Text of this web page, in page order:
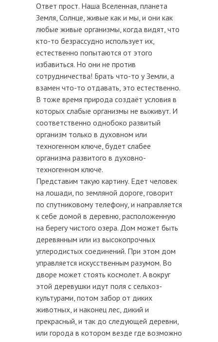
Ответ прост. Наша Вселенная, планета
Земля, Солнце, живые как и мы, и они как
любые живые организмы, когда видят, что
кто-то безрассудно использует их,
естественно попытаются от этого
избавиться. Но они не против
сотрудничества! Брать что-то у Земли, а
взамен что-то отдавать, это естественно.
В тоже время природа создаёт условия в
которых слабые организмы не выживут. И
соответственно однобоко развитый
организм только в духовном или
техногенном ключе, будет слабее
организма развитого в духовно-
техногенном ключе.
Представим такую картину. Едет человек
на лошади, по земляной дороге, говорит
по спутниковому телефону, и направляется
к себе домой в деревню, расположенную
на берегу чистого озера. Дом может быть
деревянным или из высокопрочных
углеродистых соединений. При этом дом
управляется искусственным разумом. Во
дворе может стоять космолет. А вокруг
этой деревушки идут поля с сельхоз-
культурами, потом забор от диких
животных, и наконец лес, дикий и
прекрасный, и так до следующей деревни,
или города в котором везде где возможно